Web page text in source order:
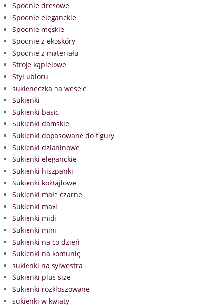
Spodnie dresowe
Spodnie eleganckie
Spodnie męskie
Spodnie z ekoskóry
Spodnie z materiału
Stroje kąpielowe
Styl ubioru
sukieneczka na wesele
Sukienki
Sukienki basic
Sukienki damskie
Sukienki dopasowane do figury
Sukienki dzianinowe
Sukienki eleganckie
Sukienki hiszpanki
Sukienki koktajlowe
Sukienki małe czarne
Sukienki maxi
Sukienki midi
Sukienki mini
Sukienki na co dzień
Sukienki na komunię
sukienki na sylwestra
Sukienki plus size
Sukienki rozkloszowane
sukienki w kwiaty